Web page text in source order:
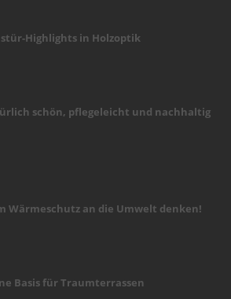
Highlights in Holzoptik
schön, pflegeleicht und nachhaltig
Wärmeschutz an die Umwelt denken!
Basis für Traumterrassen